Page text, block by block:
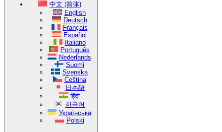
中文 (简体)
English
Deutsch
Français
Español
Italiano
Português
Nederlands
Suomi
Svenska
Čeština
日本語
हिंदी
한국어
Українська
Polski